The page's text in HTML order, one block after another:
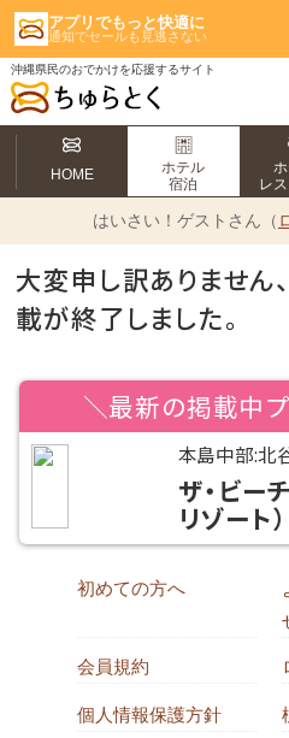
アプリでもっと快適に
通知でセールも見逃さない
沖縄県民のおでかけを応援するサイト
HOME
ホテル
宿泊
レ
はいさい！ ゲストさん（
大変申し訳ありません
載が終了しました。
＼最新の掲載中
本島中部:北
ザ・ビー
リゾート）
初めての方へ
会員規約
個人情報保護方針